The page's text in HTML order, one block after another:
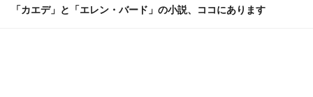
「カエデ」と「エレン・バード」の小説、ココにあります